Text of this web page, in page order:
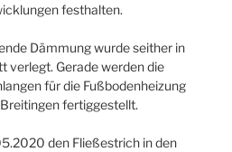
festhalten.
Dämmung wurde seither in
verlegt. Gerade werden die
für die Fußbodenheizung
fertiggestellt.
den Fließestrich in den